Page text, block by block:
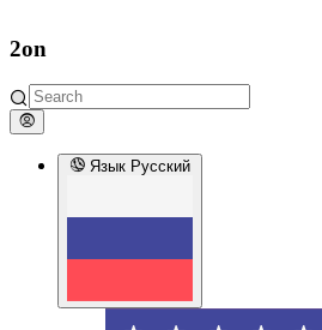
2on
Язык Русский